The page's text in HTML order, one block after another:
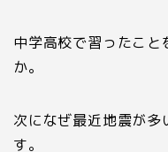
中学高校で習ったこと
か。
次になぜ最近地震が多
す。